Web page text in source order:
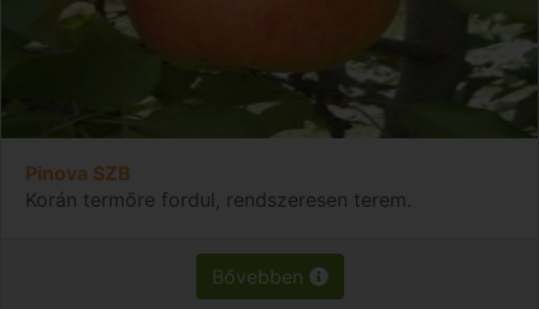
Pinova SZB
Korán termőre fordul, rendszeresen terem.
Bővebben